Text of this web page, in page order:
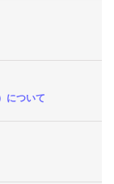
について